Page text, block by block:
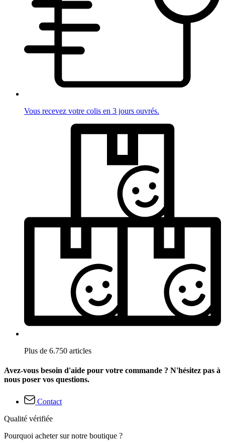
Vous recevez votre colis en 3 jours ouvrés.
Plus de 6.750 articles
Avez-vous besoin d'aide pour votre commande ? N'hésitez pas à
nous poser vos questions.
Contact
Qualité vérifiée
Pourquoi acheter sur notre boutique ?